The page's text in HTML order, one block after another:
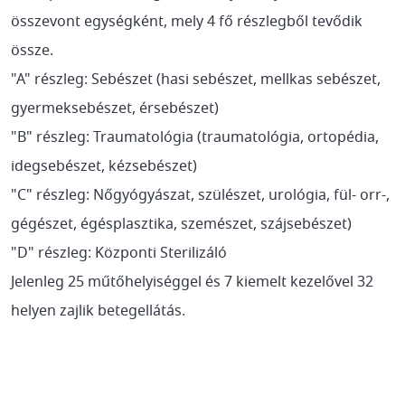
összevont egységként, mely 4 fő részlegből tevődik
össze.
"A" részleg: Sebészet (hasi sebészet, mellkas sebészet,
gyermeksebészet, érsebészet)
"B" részleg: Traumatológia (traumatológia, ortopédia,
idegsebészet, kézsebészet)
"C" részleg: Nőgyógyászat, szülészet, urológia, fül- orr-,
gégészet, égésplasztika, szemészet, szájsebészet)
"D" részleg: Központi Sterilizáló
Jelenleg 25 műtőhelyiséggel és 7 kiemelt kezelővel 32
helyen zajlik betegellátás.